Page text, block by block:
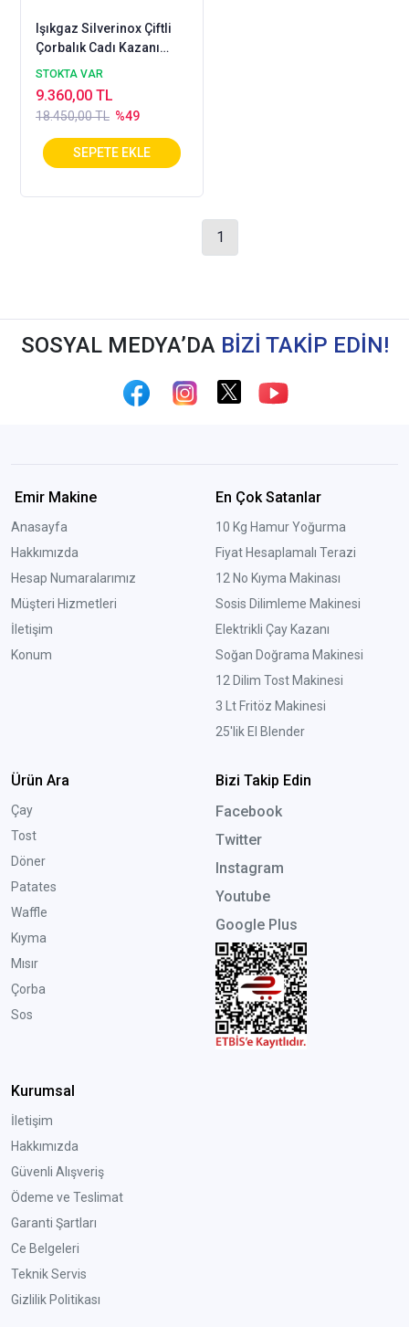
Işıkgaz Silverinox Çiftli
Çorbalık Cadı Kazanı
Çorba Kazanı 9+9 Litre
STOKTA VAR
18.450,00 TL %49
9.360,00 TL
1
SOSYAL MEDYA’DA BİZİ TAKİP EDİN!
Emir Makine
Anasayfa
Hakkımızda
Hesap Numaralarımız
Müşteri Hizmetleri
İletişim
Konum
En Çok Satanlar
10 Kg Hamur Yoğurma
Fiyat Hesaplamalı Terazi
12 No Kıyma Makinası
Sosis Dilimleme Makinesi
Elektrikli Çay Kazanı
Soğan Doğrama Makinesi
12 Dilim Tost Makinesi
3 Lt Fritöz Makinesi
25'lik El Blender
Ürün Ara
Çay
Tost
Döner
Patates
Waffle
Kıyma
Mısır
Çorba
Sos
Bizi Takip Edin
Facebook
Twitter
Instagram
Youtube
Google Plus
Kurumsal
İletişim
Hakkımızda
Güvenli Alışveriş
Ödeme ve Teslimat
Garanti Şartları
Ce Belgeleri
Teknik Servis
Gizlilik Politikası